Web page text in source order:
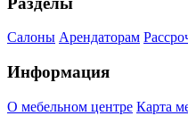
Салоны Арендаторам
Информация
О мебельном центре Карта